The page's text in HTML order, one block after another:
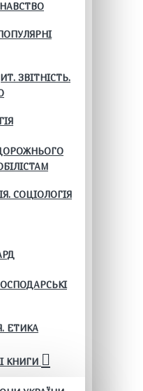
ЗВІТНІСТЬ.
СОЦІОЛОГІЯ
ЕТИКА
КНИГИ